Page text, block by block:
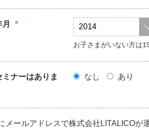
*
お子さまがいない方は
ナーはありま
なし あり
メールアドレスで株式会社LITALICOが